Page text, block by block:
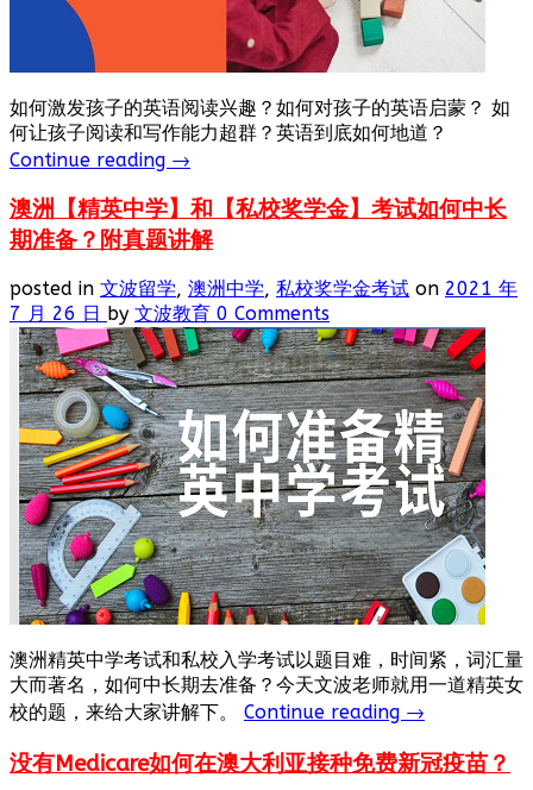
如何激发孩子的英语阅读兴趣？如何对孩子的英语启蒙？ 如
何让孩子阅读和写作能力超群？英语到底如何地道？
Continue reading →
澳洲【精英中学】和【私校奖学金】考试如何中长
期准备？附真题讲解
posted in 文波留学, 澳洲中学, 私校奖学金考试 on 2021 年
7 月 26 日
by 文波教育 0 Comments
澳洲精英中学考试和私校入学考试以题目难，时间紧，词汇量
大而著名，如何中长期去准备？今天文波老师就用一道精英女
校的题，来给大家讲解下。 Continue reading →
没有Medicare如何在澳大利亚接种免费新冠疫苗？